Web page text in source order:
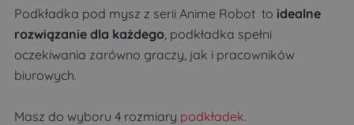
Podkładka pod mysz z serii Anime Robot to idealne
rozwiązanie dla każdego , podkładka spełni
oczekiwania zarówno graczy, jak i pracowników
biurowych.
Masz do wyboru 4 rozmiary podkładek.